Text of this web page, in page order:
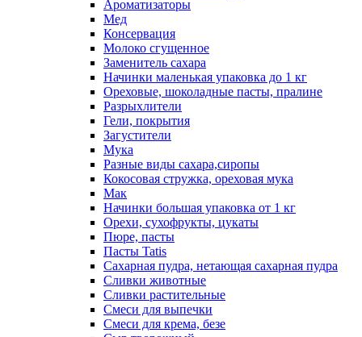
Ароматизаторы
Мед
Консервация
Молоко сгущенное
Заменитель сахара
Начинки маленькая упаковка до 1 кг
Ореховые, шоколадные пасты, пралине
Разрыхлители
Гели, покрытия
Загустители
Мука
Разные виды сахара,сиропы
Кокосовая стружка, ореховая мука
Мак
Начинки большая упаковка от 1 кг
Орехи, сухофрукты, цукаты
Пюре, пасты
Пасты Tatis
Сахарная пудра, нетающая сахарная пудра
Сливки животные
Сливки растительные
Смеси для выпечки
Смеси для крема, безе